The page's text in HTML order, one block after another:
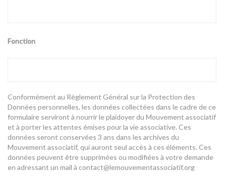
Fonction
Conformément au Règlement Général sur la Protection des
Données personnelles, les données collectées dans le cadre de ce
formulaire serviront à nourrir le plaidoyer du Mouvement associatif
et à porter les attentes émises pour la vie associative. Ces
données seront conservées 3 ans dans les archives du
Mouvement associatif, qui auront seul accès à ces éléments. Ces
données peuvent être supprimées ou modifiées à votre demande
en adressant un mail à contact@lemouvementassociatif.org